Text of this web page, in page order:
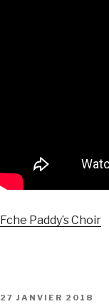
Fche Paddy’s Choir
PUBLIÉ
27 JANVIER 2018